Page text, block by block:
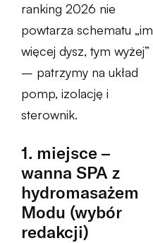
ranking 2026 nie
powtarza schematu „im
więcej dysz, tym wyżej”
– patrzymy na układ
pomp, izolację i
sterownik.
1. miejsce –
wanna SPA z
hydromasażem
Modu (wybór
redakcji)